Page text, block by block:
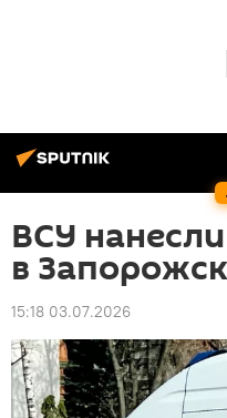
ВСУ
в
15:18 03.07.2026